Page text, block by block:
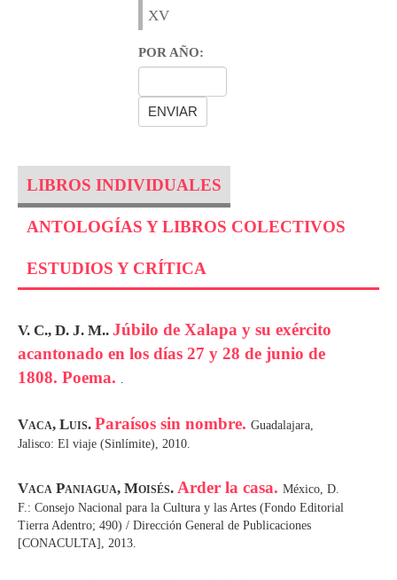
XV
POR AÑO:
LIBROS INDIVIDUALES
ANTOLOGÍAS Y LIBROS COLECTIVOS
ESTUDIOS Y CRÍTICA
V. C., D. J. M.. Júbilo de Xalapa y su exército
acantonado en los días 27 y 28 de junio de
1808. Poema. .
Vaca, Luis. Paraísos sin nombre. Guadalajara,
Jalisco: El viaje (Sinlímite), 2010.
Vaca Paniagua, Moisés. Arder la casa. México, D.
F.: Consejo Nacional para la Cultura y las Artes (Fondo Editorial
Tierra Adentro; 490) / Dirección General de Publicaciones
[CONACULTA], 2013.